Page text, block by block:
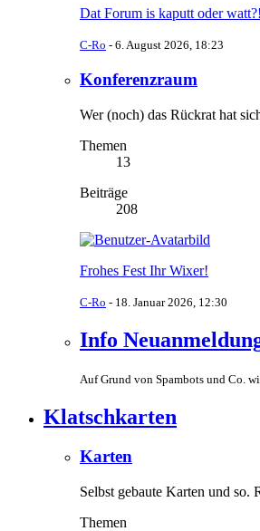
Dat Forum is kaputt oder watt?!
C-Ro - 6. August 2026, 18:23
Konferenzraum
Wer (noch) das Rückrat hat
Themen
13
Beiträge
208
Frohes Fest Ihr Wixer!
C-Ro - 18. Januar 2026, 12:30
Info
Auf Grund von Spambots und Co.
Klatschkarten
Karten
Selbst gebaute Karten und so.
Themen